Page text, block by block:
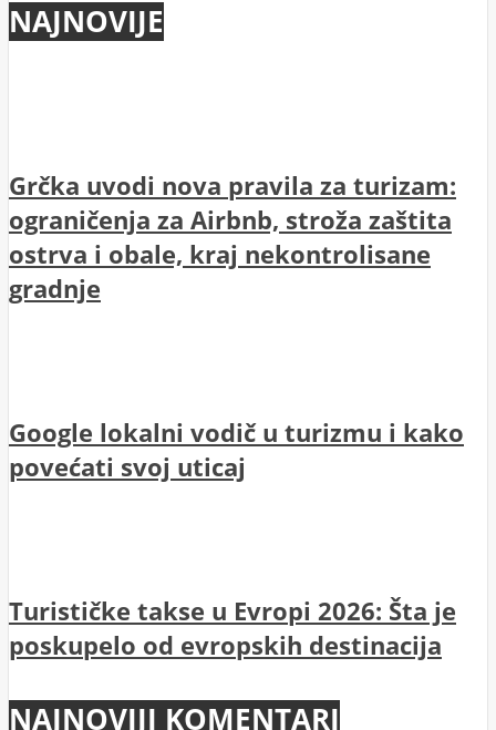
NAJNOVIJE
Grčka uvodi nova pravila za turizam:
ograničenja za Airbnb, stroža zaštita
ostrva i obale, kraj nekontrolisane
gradnje
Google lokalni vodič u turizmu i kako
povećati svoj uticaj
Turističke takse u Evropi 2026: Šta je
poskupelo od evropskih destinacija
NAJNOVIJI KOMENTARI